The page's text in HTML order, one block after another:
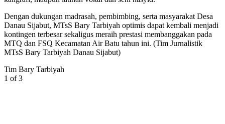
Dengan dukungan madrasah, pembimbing, serta masyarakat Desa
Danau Sijabut, MTsS Bary Tarbiyah optimis dapat kembali menjadi
kontingen terbesar sekaligus meraih prestasi membanggakan pada
MTQ dan FSQ Kecamatan Air Batu tahun ini. (Tim Jurnalistik
MTsS Bary Tarbiyah Danau Sijabut)
Tim Bary Tarbiyah
1 of 3